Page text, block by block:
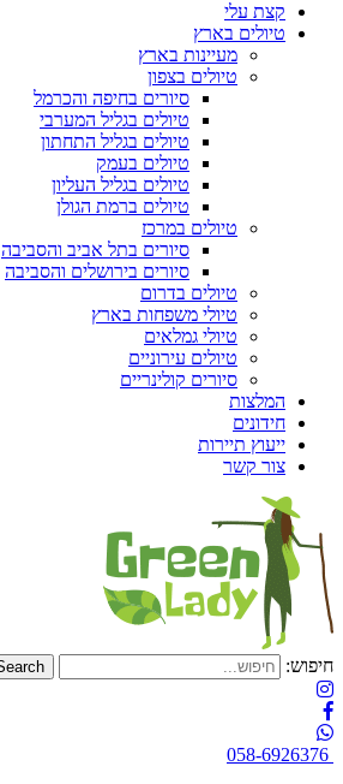
קצת עלי
טיולים בארץ
מעיינות בארץ
טיולים בצפון
סיורים בחיפה והכרמל
טיולים בגליל המערבי
טיולים בגליל התחתון
טיולים בעמק
טיולים בגליל העליון
טיולים ברמת הגולן
טיולים במרכז
סיורים בתל אביב והסביבה
סיורים בירושלים והסביבה
טיולים בדרום
טיולי משפחות בארץ
טיולי גמלאים
טיולים עירוניים
סיורים קולינריים
המלצות
חידונים
ייעוץ תיירות
צור קשר
חיפוש:
058-6926376